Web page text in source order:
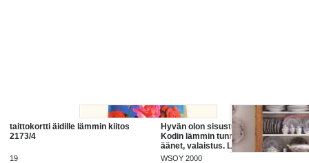
taittokortti äidille lämmin kiitos
2173/4
19
Hyvän olon sisustus, 2000. 3.p.
Kodin lämmin tunnelma. Tuoksut,
äänet, valaistus. Luovia ideoita ja
ratkaisuja. Feng Sui
WSOY 2000